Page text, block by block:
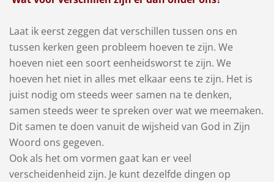
Laat ik eerst zeggen dat verschillen tussen ons en
tussen kerken geen probleem hoeven te zijn. We
hoeven niet een soort eenheidsworst te zijn. We
hoeven het niet in alles met elkaar eens te zijn. Het is
juist nodig om steeds weer samen na te denken,
samen steeds weer te spreken over wat we meemaken.
Dit samen te doen vanuit de wijsheid van God in Zijn
Woord ons gegeven.
Ook als het om vormen gaat kan er veel
verscheidenheid zijn. Je kunt dezelfde dingen op